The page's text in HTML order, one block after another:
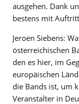
ausgehen. Dank
bestens mit
Jeroen Siebens:
österreichischen
den es hier, im
europäischen
die Bands ist, um
Veranstalter in